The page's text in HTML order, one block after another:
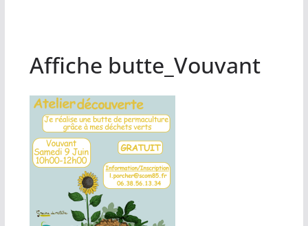
Affiche butte_Vouvant